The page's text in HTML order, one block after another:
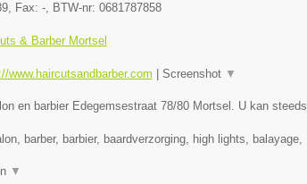
, Fax: -, BTW-nr: 0681787858
& Barber Mortsel
www.haircutsandbarber.com Screenshot ▼
en barbier Edegemsestraat 78/80 Mortsel. U kan steeds
barber, barbier, baardverzorging, high lights, balayage,
▼